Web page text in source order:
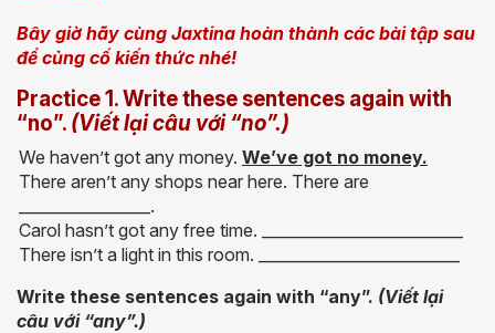
Bây giờ hãy cùng Jaxtina hoàn thành các bài tập sau
để củng cố kiến thức nhé!
Practice 1. Write these sentences again with
“no”. (Viết lại câu với “no”.)
We haven’t got any money. We’ve got no money.
There aren’t any shops near here. There are
_________________.
Carol hasn’t got any free time. __________________________
There isn’t a light in this room. __________________________
Write these sentences again with “any”. (Viết lại
câu với “any”.)